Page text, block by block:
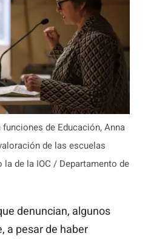
de Educación, Anna
de las escuelas
de la IOC / Departamento de
denuncian, algunos
a pesar de haber